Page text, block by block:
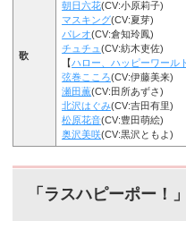
歌
朝日六花(CV:小原莉子)
マスキング(CV:夏芽)
パレオ(CV:倉知玲鳳)
チュチュ(CV:紡木吏佐)
【ハロー、ハッピーワール
弦巻こころ(CV:伊藤美来)
瀬田薫(CV:田所あずさ)
北沢はぐみ(CV:吉田有里)
松原花音(CV:豊田萌絵)
奥沢美咲(CV:黒沢ともよ)
「ラスハピーポー！